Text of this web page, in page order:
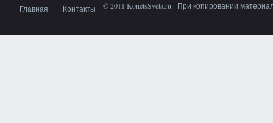
Главная Контакты © 2011 KonetsSveta.ru - При копировании